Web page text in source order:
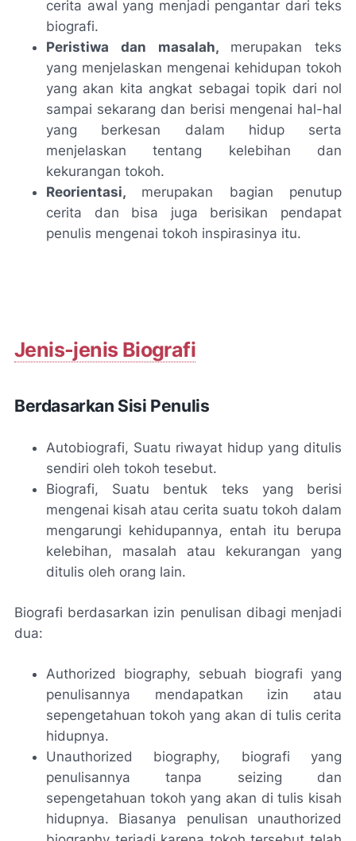
cerita awal yang menjadi pengantar dari teks
biografi.
Peristiwa dan masalah, merupakan teks
yang menjelaskan mengenai kehidupan tokoh
yang akan kita angkat sebagai topik dari nol
sampai sekarang dan berisi mengenai hal-hal
yang berkesan dalam hidup serta
menjelaskan tentang kelebihan dan
kekurangan tokoh.
Reorientasi, merupakan bagian penutup
cerita dan bisa juga berisikan pendapat
penulis mengenai tokoh inspirasinya itu.
Jenis-jenis Biografi
Berdasarkan Sisi Penulis
Autobiografi, Suatu riwayat hidup yang ditulis
sendiri oleh tokoh tesebut.
Biografi, Suatu bentuk teks yang berisi
mengenai kisah atau cerita suatu tokoh dalam
mengarungi kehidupannya, entah itu berupa
kelebihan, masalah atau kekurangan yang
ditulis oleh orang lain.
Biografi berdasarkan izin penulisan dibagi menjadi
dua:
Authorized biography, sebuah biografi yang
penulisannya mendapatkan izin atau
sepengetahuan tokoh yang akan di tulis cerita
hidupnya.
Unauthorized biography, biografi yang
penulisannya tanpa seizing dan
sepengetahuan tokoh yang akan di tulis kisah
hidupnya. Biasanya penulisan unauthorized